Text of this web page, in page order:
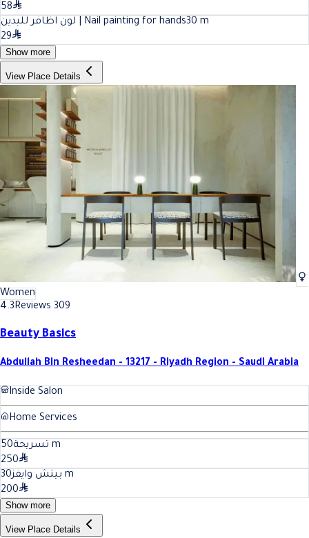
58
لون اظافر لليدين | Nail painting for hands30 m
29
Show more
View Place Details
Women
4.3Reviews 309
Beauty Basics
Abdullah Bin Resheedan - 13217 - Riyadh Region - Saudi Arabia
Inside Salon
Home Services
تسريحة50
m
250
بيتش وايفز30
m
200
Show more
View Place Details